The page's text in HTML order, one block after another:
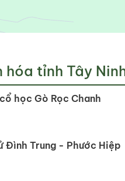
tỉnh Tây
học Gò Rọc Chanh
Đình Trung - Phước Hiệp